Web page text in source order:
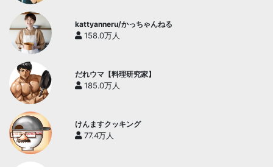
kattyanneru/かっちゃんねる
158.0万人
だれウマ【料理研究家】
185.0万人
けんますクッキング
77.4万人